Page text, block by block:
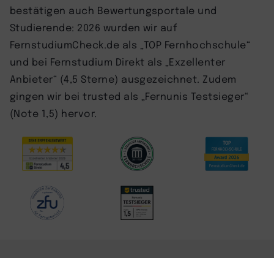
bestätigen auch Bewertungsportale und
Studierende: 2026 wurden wir auf
FernstudiumCheck.de als „TOP Fernhochschule“
und bei Fernstudium Direkt als „Exzellenter
Anbieter“ (4,5 Sterne) ausgezeichnet. Zudem
gingen wir bei trusted als „Fernunis Testsieger“
(Note 1,5) hervor.